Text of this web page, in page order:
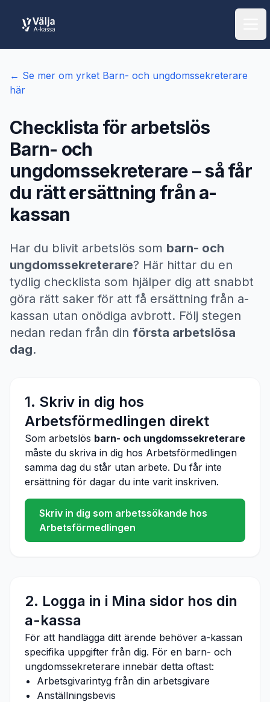
← Se mer om yrket Barn- och ungdomssekreterare
här
Checklista för arbetslös
Barn- och
ungdomssekreterare– så får
du rätt ersättning från a-
kassan
Har du blivit arbetslös som barn- och
ungdomssekreterare? Här hittar du en
tydlig checklista som hjälper dig att snabbt
göra rätt saker för att få ersättning från a-
kassan utan onödiga avbrott. Följ stegen
nedan redan från din första arbetslösa
dag.
1. Skriv in dig hos
Arbetsförmedlingen direkt
Som arbetslös barn- och ungdomssekreterare
måste du skriva in dig hos Arbetsförmedlingen
samma dag du står utan arbete. Du får inte
ersättning för dagar du inte varit inskriven.
Skriv in dig som arbetssökande hos
Arbetsförmedlingen
2. Logga in i Mina sidor hos din
a-kassa
För att handlägga ditt ärende behöver a-kassan
specifika uppgifter från dig. För en barn- och
ungdomssekreterare innebär detta oftast:
Arbetsgivarintyg från din arbetsgivare
Anställningsbevis